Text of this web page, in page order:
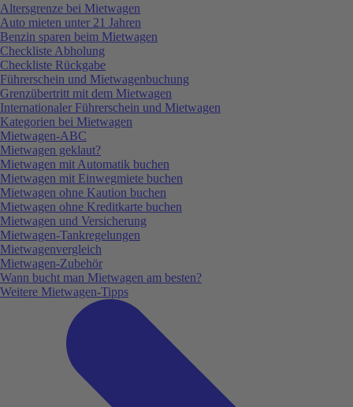
Altersgrenze bei Mietwagen
Auto mieten unter 21 Jahren
Benzin sparen beim Mietwagen
Checkliste Abholung
Checkliste Rückgabe
Führerschein und Mietwagenbuchung
Grenzübertritt mit dem Mietwagen
Internationaler Führerschein und Mietwagen
Kategorien bei Mietwagen
Mietwagen-ABC
Mietwagen geklaut?
Mietwagen mit Automatik buchen
Mietwagen mit Einwegmiete buchen
Mietwagen ohne Kaution buchen
Mietwagen ohne Kreditkarte buchen
Mietwagen und Versicherung
Mietwagen-Tankregelungen
Mietwagenvergleich
Mietwagen-Zubehör
Wann bucht man Mietwagen am besten?
Weitere Mietwagen-Tipps